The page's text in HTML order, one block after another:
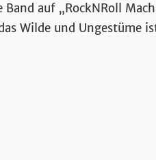
auf „RockNRoll
Wilde und Ungestüme